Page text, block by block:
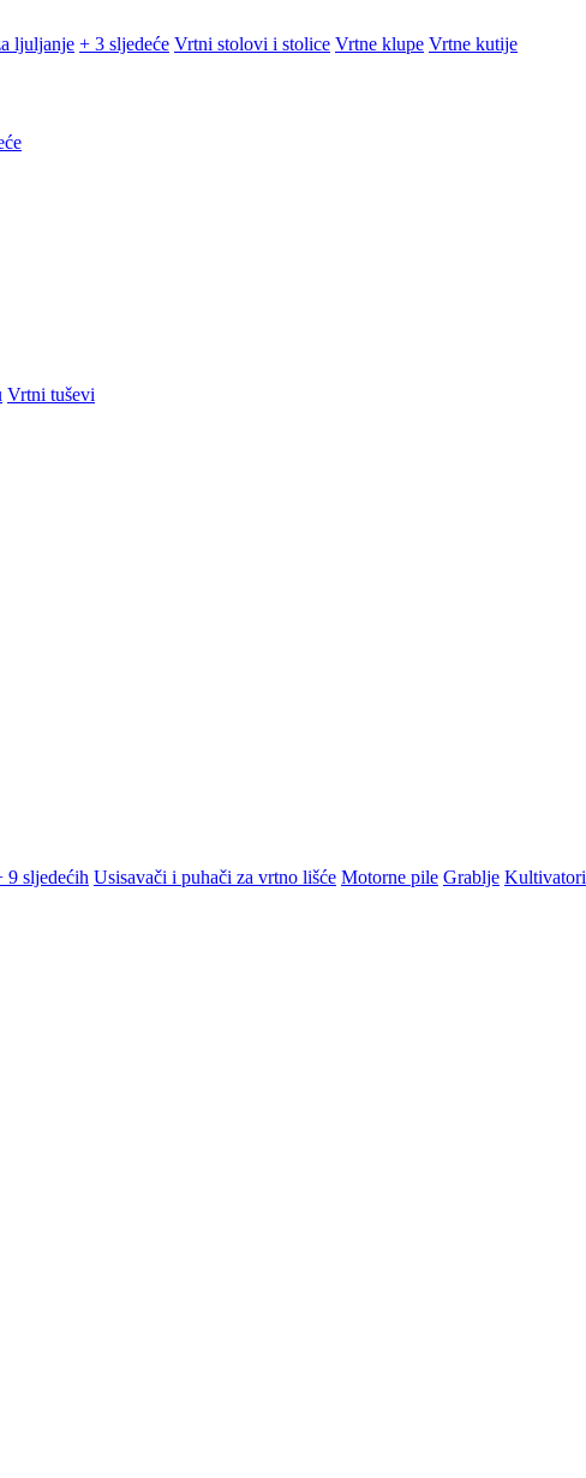
ljuljanje + 3 sljedeće Vrtni stolovi i stolice Vrtne klupe Vrtne kutije
Vrtni tuševi
9 sljedećih Usisavači i puhači za vrtno lišće Motorne pile Grablje Kultivatori